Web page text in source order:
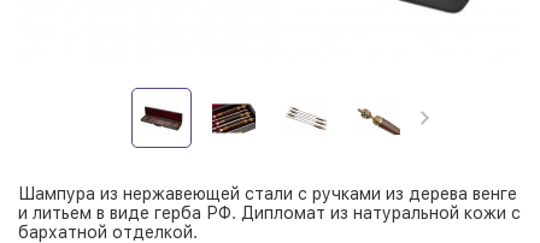
Шампура из нержавеющей стали с ручками из дерева венге
и литьем в виде герба РФ. Дипломат из натуральной кожи с
бархатной отделкой.